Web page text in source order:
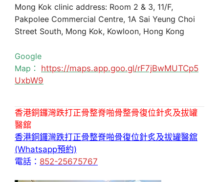
Mong Kok clinic address: Room 2 & 3, 11/F,
Pakpolee Commercial Centre, 1A Sai Yeung Choi
Street South, Mong Kok, Kowloon, Hong Kong
Google
Map： https://maps.app.goo.gl/rF7jBwMUTCp5
UxbW9
香港銅鑼灣跌打正骨整脊啪骨整骨復位針炙及拔罐
醫舘
香港銅鑼灣跌打正骨整脊啪骨復位針炙及拔罐醫舘
(Whatsapp預約)
電話： 852-25675767